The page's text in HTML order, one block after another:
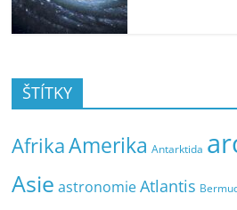
ŠTÍTKY
AfrikaAmerika Antarktida
Asie astronomie Atlantis